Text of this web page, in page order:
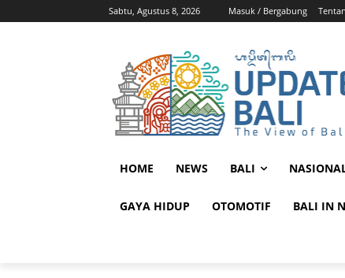
Sabtu, Agustus 8, 2026 Masuk / Bergabung
HOME NEWS BALI
GAYA HIDUP OTOMOTIF BALI IN